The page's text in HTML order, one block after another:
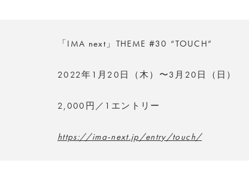
「IMA next」THEME #30 “TOUCH”
2022年1月20日（木）〜3月20日（日）
2,000円／1エントリー
https://ima-next.jp/entry/touch/